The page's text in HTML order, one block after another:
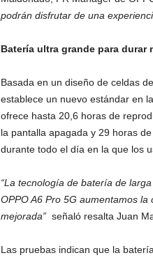
podrán disfrutar de una
Batería ultra grande para durar
Basada en un diseño de celdas
establece un nuevo estándar en
ofrece hasta 20,6 horas de
la pantalla apagada y 29 horas
durante todo el día en la que los
“La tecnología de batería de
OPPO A6 Pro 5G aumentamos la
mejorada” señaló resalta Juan
Las pruebas indican que la